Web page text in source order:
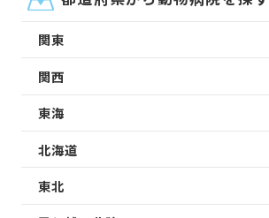
関東
関西
東海
北海道
東北